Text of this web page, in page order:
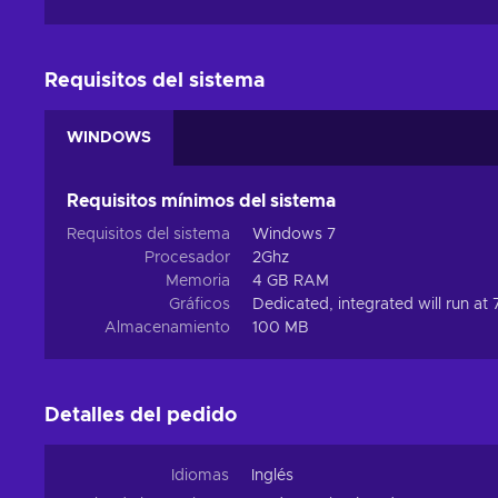
Requisitos del sistema
WINDOWS
Requisitos mínimos del sistema
Requisitos del sistema
Windows 7
Procesador
2Ghz
Memoria
4 GB RAM
Gráficos
Dedicated, integrated will run at
Almacenamiento
100 MB
Detalles del pedido
Idiomas
Inglés